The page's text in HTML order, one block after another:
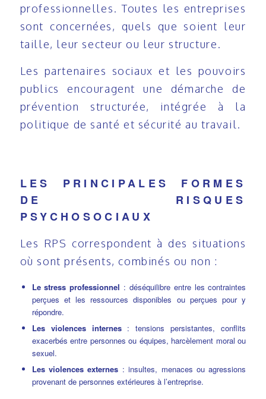
professionnelles. Toutes les entreprises
sont concernées, quels que soient leur
taille, leur secteur ou leur structure.
Les partenaires sociaux et les pouvoirs
publics encouragent une démarche de
prévention structurée, intégrée à la
politique de santé et sécurité au travail.
LES PRINCIPALES FORMES
DE RISQUES
PSYCHOSOCIAUX
Les RPS correspondent à des situations
où sont présents, combinés ou non :
Le stress professionnel : déséquilibre entre les contraintes
perçues et les ressources disponibles ou perçues pour y
répondre.
Les violences internes: tensions persistantes, conflits
exacerbés entre personnes ou équipes, harcèlement moral ou
sexuel.
Les violences externes : insultes, menaces ou agressions
provenant de personnes extérieures à l’entreprise.